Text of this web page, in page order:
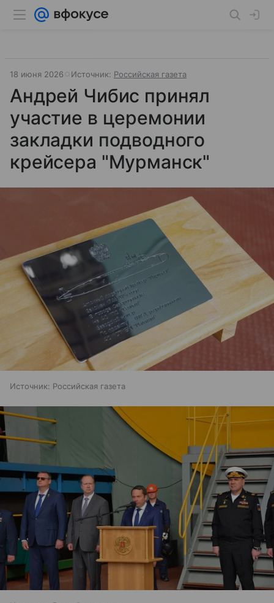
18 июня 2026 Источник: Российская газета
Андрей Чибис принял
участие в церемонии
закладки подводного
крейсера "Мурманск"
Источник: Российская газета